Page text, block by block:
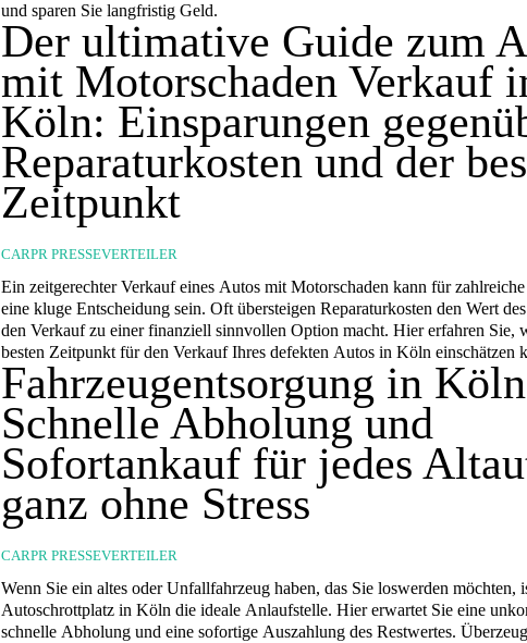
und sparen Sie langfristig Geld.
Der ultimative Guide zum
mit Motorschaden Verkauf
Köln: Einsparungen
Reparaturkosten und der
Zeitpunkt
CARPR PRESSEVERTEILER
Ein zeitgerechter Verkauf eines Autos mit Motorschaden kann für
eine kluge Entscheidung sein. Oft übersteigen Reparaturkosten den Wert
den Verkauf zu einer finanziell sinnvollen Option macht. Hier erfahren Sie,
besten Zeitpunkt für den Verkauf Ihres defekten Autos in Köln einschätzen
Fahrzeugentsorgung in
Schnelle Abholung und
Sofortankauf für jedes
ganz ohne Stress
CARPR PRESSEVERTEILER
Wenn Sie ein altes oder Unfallfahrzeug haben, das Sie loswerden möchten,
Autoschrottplatz in Köln die ideale Anlaufstelle. Hier erwartet Sie eine
schnelle Abholung und eine sofortige Auszahlung des Restwertes.